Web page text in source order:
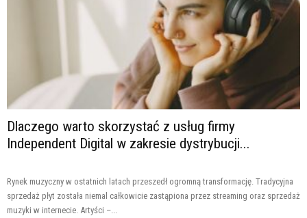
Dlaczego warto skorzystać z usług firmy
Independent Digital w zakresie dystrybucji...
Rynek muzyczny w ostatnich latach przeszedł ogromną transformację. Tradycyjna
sprzedaż płyt została niemal całkowicie zastąpiona przez streaming oraz sprzedaż
muzyki w internecie. Artyści –...